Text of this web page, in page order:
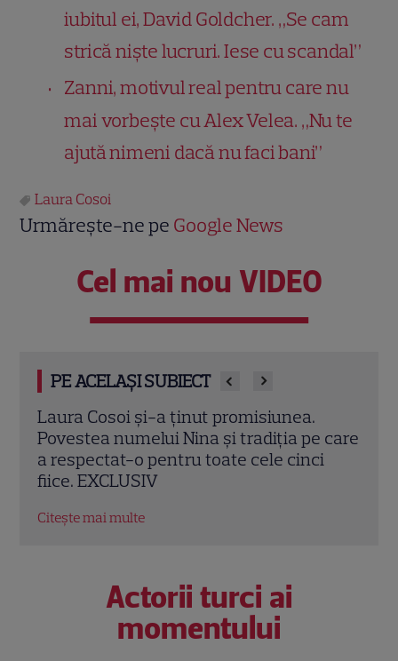
iubitul ei, David Goldcher. „Se cam
strică niște lucruri. Iese cu scandal”
Zanni, motivul real pentru care nu
mai vorbește cu Alex Velea. „Nu te
ajută nimeni dacă nu faci bani”
Laura Cosoi
Urmărește-ne pe Google News
Cel mai nou VIDEO
PE ACELAȘI SUBIECT
Laura Cosoi a devenit mamă pentru a
cincea oară. Prima imagine cu fiica ei,
Nina, și povestea numelui ales. „Nu mă
satur să o privesc”
Citește mai multe
Actorii turci ai
momentului